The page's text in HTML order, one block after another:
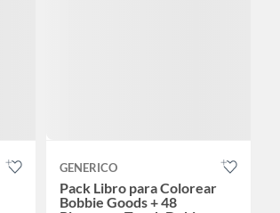
GENERICO
Pack Libro para Colorear
Bobbie Goods + 48